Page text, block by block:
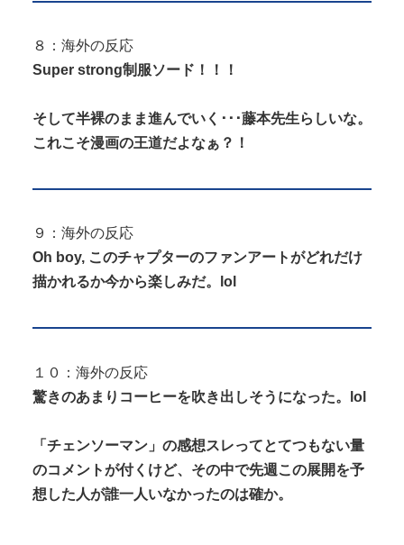
８：海外の反応
Super strong制服ソード！！！
そして半裸のまま進んでいく･･･藤本先生らしいな。
これこそ漫画の王道だよなぁ？！
９：海外の反応
Oh boy, このチャプターのファンアートがどれだけ
描かれるか今から楽しみだ。lol
１０：海外の反応
驚きのあまりコーヒーを吹き出しそうになった。lol
「チェンソーマン」の感想スレってとてつもない量
のコメントが付くけど、その中で先週この展開を予
想した人が誰一人いなかったのは確か。